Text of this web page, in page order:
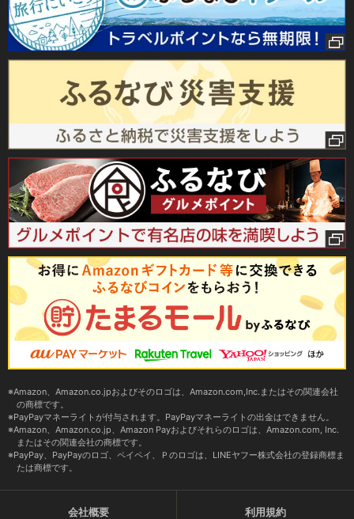
Amazon、Amazon.co.jpおよびそのロゴは、Amazon.com,Inc.またはその関連会社
の商標です。
PayPayマネーライトが付与されます。PayPayマネーライトの出金はできません。
Amazon、Amazon.co.jp、Amazon Payおよびそれらのロゴは、Amazon.com, Inc.
またはその関連会社の商標です。
PayPay、PayPayのロゴ、ペイペイ、Ｐのロゴは、LINEヤフー株式会社の登録商標ま
たは商標です。
会社概要 利用規約